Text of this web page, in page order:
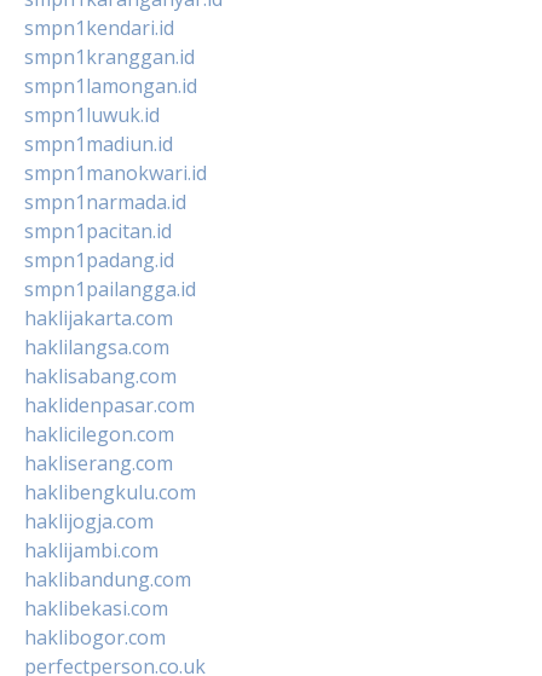
smpn1kendari.id
smpn1kranggan.id
smpn1lamongan.id
smpn1luwuk.id
smpn1madiun.id
smpn1manokwari.id
smpn1narmada.id
smpn1pacitan.id
smpn1padang.id
smpn1pailangga.id
haklijakarta.com
haklilangsa.com
haklisabang.com
haklidenpasar.com
haklicilegon.com
hakliserang.com
haklibengkulu.com
haklijogja.com
haklijambi.com
haklibandung.com
haklibekasi.com
haklibogor.com
perfectperson.co.uk